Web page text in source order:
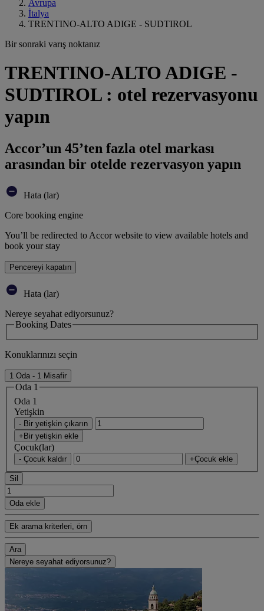
Avrupa
İtalya
TRENTINO-ALTO ADIGE - SUDTIROL
Bir sonraki varış noktanız
TRENTINO-ALTO ADIGE -
SUDTIROL : otel rezervasyonu
yapın
Accor’un 45’ten fazla otel markası
arasından bir otelde rezervasyon yapın
Hata (lar)
Core booking engine
You’ll be redirected to Accor website to view available hotels and
book your stay
Pencereyi kapatın
Hata (lar)
Nereye seyahat ediyorsunuz?
Booking Dates
Konuklarınızı seçin
1 Oda - 1 Misafir
Oda 1
Oda 1
Yetişkin
- Bir yetişkin çıkarın
+Bir yetişkin ekle
Çocuk(lar)
- Çocuk kaldır +Çocuk ekle
Sil
Oda ekle
Ek arama kriterleri, örn
Ara
Nereye seyahat ediyorsunuz?